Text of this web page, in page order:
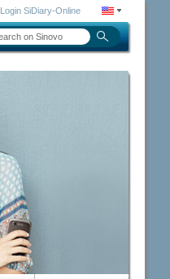
Login SiDiary-Online